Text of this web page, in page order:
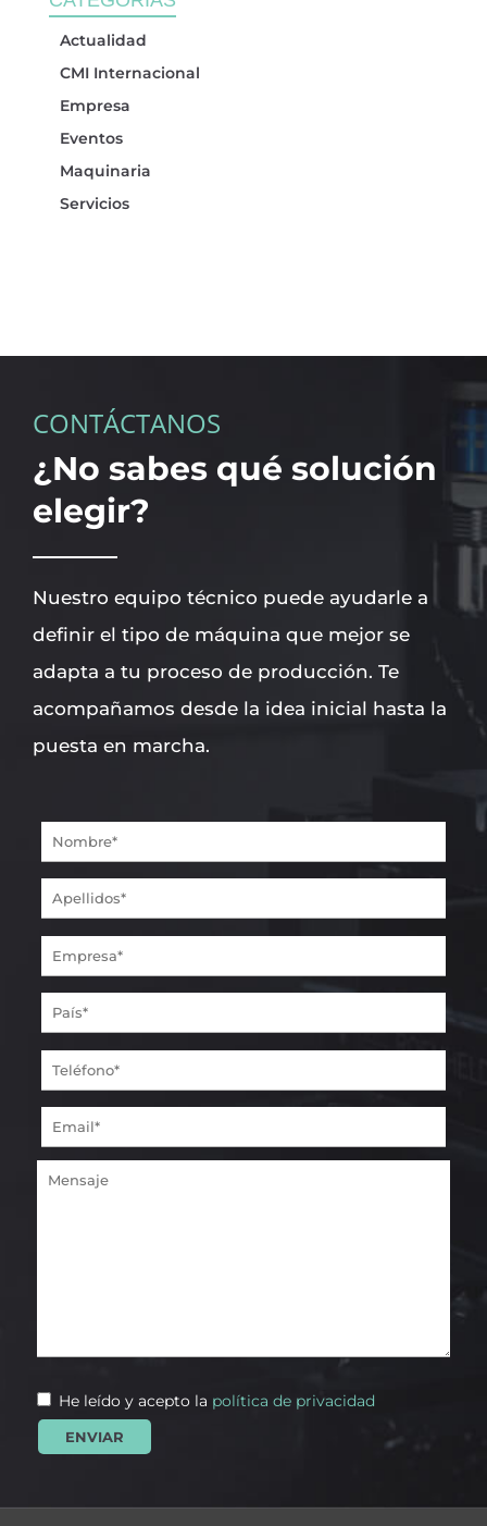
Actualidad
CMI Internacional
Empresa
Eventos
Maquinaria
Servicios
CONTÁCTANOS
¿No sabes qué solución
elegir?
Nuestro equipo técnico puede ayudarle a
definir el tipo de máquina que mejor se
adapta a tu proceso de producción. Te
acompañamos desde la idea inicial hasta la
puesta en marcha.
He leído y acepto la política de privacidad